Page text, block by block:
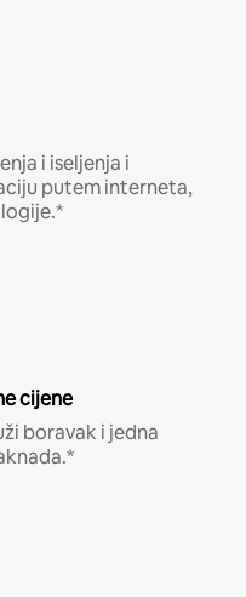
i iseljenja i
putem interneta,
cijene
boravak i jedna